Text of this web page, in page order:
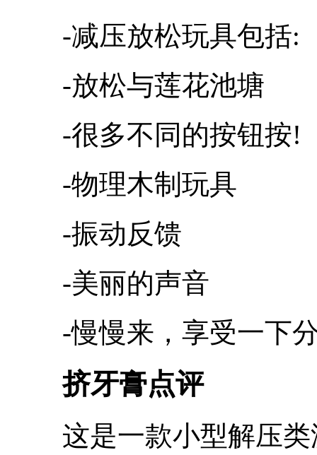
-减压放松玩具包括:
-放松与莲花池塘
-很多不同的按钮按!
-物理木制玩具
-振动反馈
-美丽的声音
-慢慢来，享受一下
挤牙膏点评
这是一款小型解压